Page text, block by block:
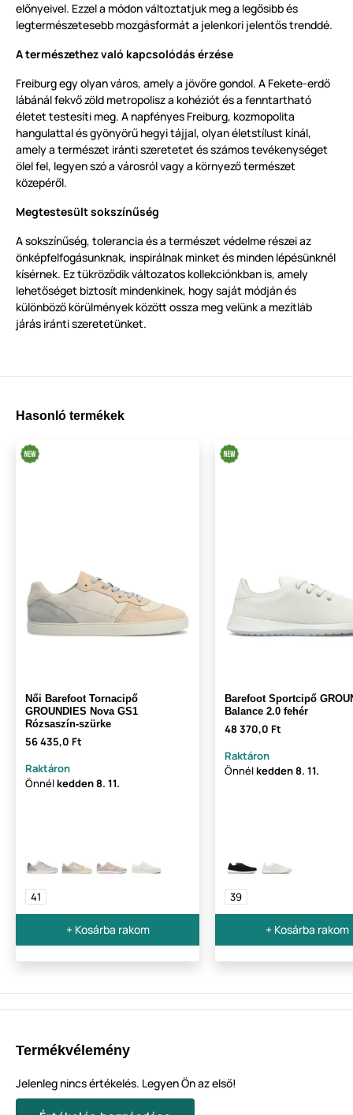
előnyeivel. Ezzel a módon változtatjuk meg a legősibb és
legtermészetesebb mozgásformát a jelenkori jelentős trenddé.
A természethez való kapcsolódás érzése
Freiburg egy olyan város, amely a jövőre gondol. A Fekete-erdő
lábánál fekvő zöld metropolisz a kohéziót és a fenntartható
életet testesíti meg. A napfényes Freiburg, kozmopolita
hangulattal és gyönyörű hegyi tájjal, olyan életstílust kínál,
amely a természet iránti szeretetet és számos tevékenységet
ölel fel, legyen szó a városról vagy a környező természet
közepéről.
Megtestesült sokszínűség
A sokszínűség, tolerancia és a természet védelme részei az
önképfelfogásunknak, inspirálnak minket és minden lépésünknél
kísérnek. Ez tükröződik változatos kollekciónkban is, amely
lehetőséget biztosít mindenkinek, hogy saját módján és
különböző körülmények között ossza meg velünk a mezítláb
járás iránti szeretetünket.
Hasonló termékek
Női Barefoot Tornacipő
GROUNDIES Nova GS1
Rózsaszín-szürke
56 435,0 Ft
Raktáron
Önnélkedden8. 11.
41
+ Kosárba rakom
Barefoot Sportcipő
Balance 2.0 fehér
48 370,0 Ft
Raktáron
Önnélkedden8. 11.
39
+ Kosárba rakom
Termékvélemény
Jelenleg nincs értékelés. Legyen Ön az első!